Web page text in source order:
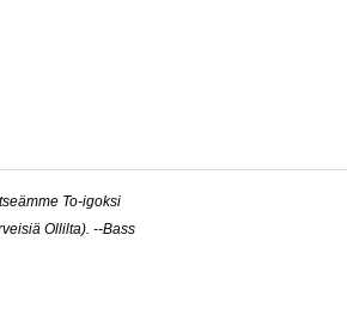
To-igoksi
Ollilta). --Bass